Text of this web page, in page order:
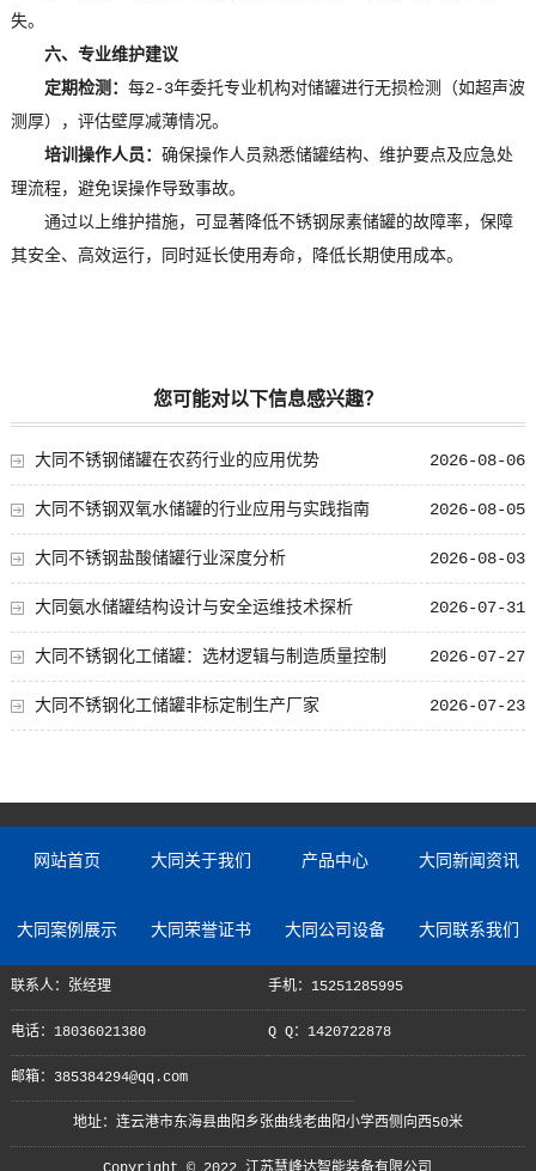
失。
六、专业维护建议
定期检测： 每2-3年委托专业机构对储罐进行无损检测（如超声波
测厚），评估壁厚减薄情况。
培训操作人员： 确保操作人员熟悉储罐结构、维护要点及应急处
理流程，避免误操作导致事故。
通过以上维护措施，可显著降低不锈钢尿素储罐的故障率，保障
其安全、高效运行，同时延长使用寿命，降低长期使用成本。
您可能对以下信息感兴趣？
2026-08-06
大同不锈钢储罐在农药行业的应用优势
2026-08-05
大同不锈钢双氧水储罐的行业应用与实践指南
2026-08-03
大同不锈钢盐酸储罐行业深度分析
2026-07-31
大同氨水储罐结构设计与安全运维技术探析
2026-07-27
大同不锈钢化工储罐：选材逻辑与制造质量控制
2026-07-23
大同不锈钢化工储罐非标定制生产厂家
网站首页 大同关于我们 产品中心 大同新闻资讯
大同案例展示 大同荣誉证书 大同公司设备 大同联系我们
联系人：张经理 手机：15251285995
电话：18036021380 Q Q：1420722878
邮箱：385384294@qq.com
地址：连云港市东海县曲阳乡张曲线老曲阳小学西侧向西50米